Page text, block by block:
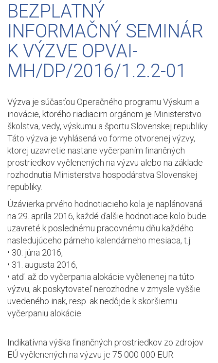
BEZPLATNÝ
INFORMAČNÝ SEMINÁR
K VÝZVE OPVAI-
MH/DP/2016/1.2.2-01
Výzva je súčasťou Operačného programu Výskum a
inovácie, ktorého riadiacim orgánom je Ministerstvo
školstva, vedy, výskumu a športu Slovenskej republiky.
Táto výzva je vyhlásená vo forme otvorenej výzvy,
ktorej uzavretie nastane vyčerpaním finančných
prostriedkov vyčlenených na výzvu alebo na základe
rozhodnutia Ministerstva hospodárstva Slovenskej
republiky.
Úzávierka prvého hodnotiacieho kola je naplánovaná
na 29. apríla 2016, každé ďalšie hodnotiace kolo bude
uzavreté k poslednému pracovnému dňu každého
nasledujúceho párneho kalendárneho mesiaca, t.j.
• 30. júna 2016,
• 31. augusta 2016,
• atď. až do vyčerpania alokácie vyčlenenej na túto
výzvu, ak poskytovateľ nerozhodne v zmysle vyššie
uvedeného inak, resp. ak nedôjde k skoršiemu
vyčerpaniu alokácie.
Indikatívna výška finančných prostriedkov zo zdrojov
EÚ vyčlenených na výzvu je 75 000 000 EUR.